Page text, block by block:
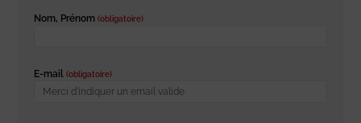
Nom, Prénom(obligatoire)
E-mail(obligatoire)